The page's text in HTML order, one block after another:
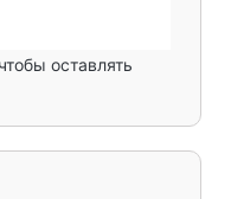
оставлять